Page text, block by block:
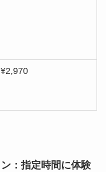
¥2,970
：指定時間に体験